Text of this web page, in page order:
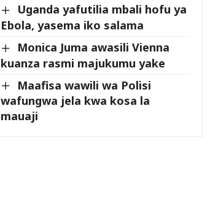
Uganda yafutilia mbali hofu ya
Ebola, yasema iko salama
Monica Juma awasili Vienna
kuanza rasmi majukumu yake
Maafisa wawili wa Polisi
wafungwa jela kwa kosa la
mauaji